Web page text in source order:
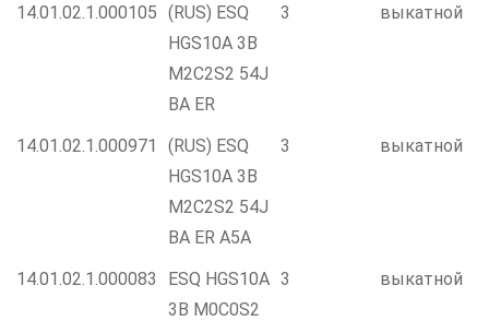
14.01.02.1.000105 (RUS) ESQ
HGS10A 3B
M2C2S2 54J
BA ER
3 выкатной
14.01.02.1.000971
(RUS) ESQ
HGS10A 3B
M2C2S2 54J
BA ER A5A
3 выкатной
14.01.02.1.000083
ESQ HGS10A
3B M0C0S2
3 выкатной